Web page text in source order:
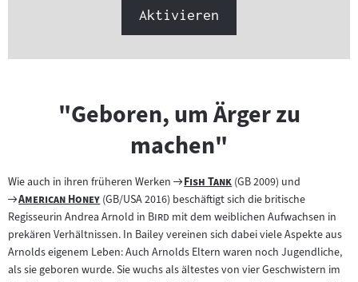
Aktivieren
"Geboren, um Ärger zu
machen"
Wie auch in ihren früheren Werken
Zum
Filmarchiv:
"
Fish Tank"(GB 2009) und
Zum
Filmarchiv:
"
American Honey"(GB/USA 2016) beschäftigt sich die britische
Regisseurin Andrea Arnold in "Bird "mit dem weiblichen Aufwachsen in
prekären Verhältnissen. In Bailey vereinen sich dabei viele Aspekte aus
Arnolds eigenem Leben: Auch Arnolds Eltern waren noch Jugendliche,
als sie geboren wurde. Sie wuchs als ältestes von vier Geschwistern im